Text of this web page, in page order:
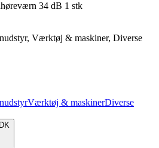
34 dB 1 stk
Værktøj & maskiner, Diverse
Værktøj & maskinerDiverse